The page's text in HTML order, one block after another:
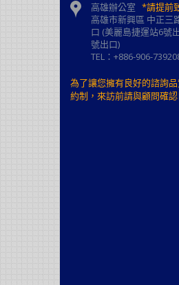
高雄辦公室 *請提前
高雄市新興區 中正三
口 (美麗島捷運站6號
號出口)
TEL：+886-906-
為了讓您擁有良好的諮詢
約制，來訪前請與顧問確